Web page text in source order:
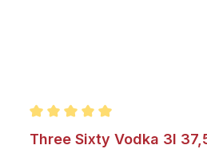
Durchschnittliche
Three Sixty Vodka 3l